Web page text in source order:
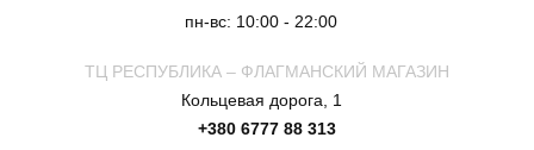
пн-вс: 10:00 - 22:00
ТЦ РЕСПУБЛИКА – ФЛАГМАНСКИЙ МАГАЗИН
Кольцевая дорога, 1
+380 6777 88 313